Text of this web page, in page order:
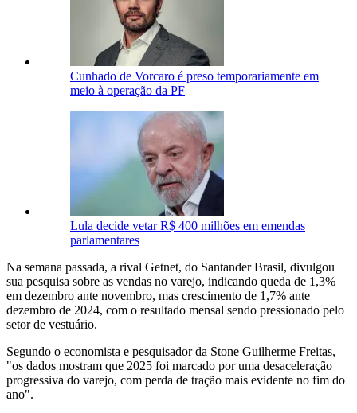
Cunhado de Vorcaro é preso temporariamente em
meio à operação da PF
Lula decide vetar R$ 400 milhões em emendas
parlamentares
Na semana ‌passada, ‍a rival Getnet, do Santander Brasil, divulgou
sua pesquisa ‍sobre as vendas no varejo, indicando queda de 1,3%
em dezembro ante novembro, mas crescimento de 1,7% ante
dezembro de 2024, com ⁠o resultado mensal sendo pressionado pelo
setor de vestuário.
Segundo o economista e pesquisador da Stone Guilherme Freitas,
"os dados mostram que 2025 foi marcado ‌por uma desaceleração
progressiva do ​varejo, com perda de tração mais evidente no fim do
ano".